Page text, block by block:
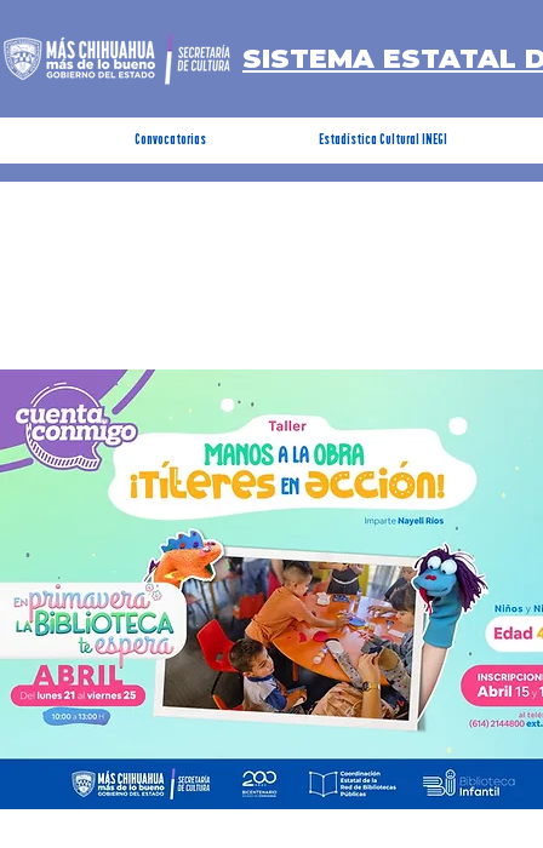
SISTEMA ESTATAL
Convocatorias Estadística Cultural INEGI